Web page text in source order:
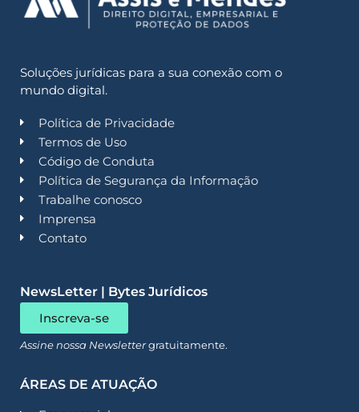
Soluções jurídicas para a sua conexão com o
mundo digital.
Política de Privacidade
Termos de Uso
Código de Conduta
Política de Segurança da Informação
Trabalhe conosco
Imprensa
Contato
NewsLetter | Bytes Jurídicos
Inscreva-se
Assine nossa Newslettergratuitamente.
ÁREAS DE ATUAÇÃO